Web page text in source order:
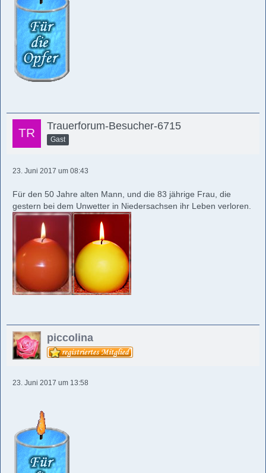
Trauerforum-Besucher-6715
Gast
23. Juni 2017 um 08:43
Für den 50 Jahre alten Mann, und die 83 jährige Frau, die
gestern bei dem Unwetter in Niedersachsen ihr Leben verloren.
piccolina
23. Juni 2017 um 13:58